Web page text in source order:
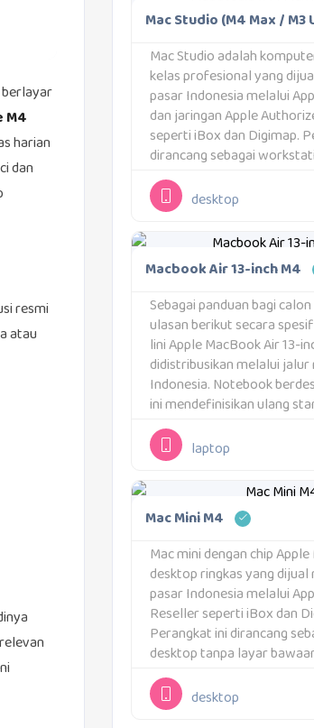
M4
harian
dan
resmi
atau
Mac Studio (M4 Max / M3
Mac Studio adalah
kelas profesional yang
pasar Indonesia melalui
dan jaringan Apple
seperti iBox dan Digimap.
dirancang sebagai
layar bawaan untuk
intensif. Mac Studio ditujukan
pengguna yang
tinggi, konektivitas luas, dan
desktop
Macbook Air 13-inch M4
Sebagai panduan bagi
ulasan berikut secara
lini Apple MacBook Air 13-
didistribusikan melalui
Indonesia. Notebook
ini mendefinisikan ulang
komputasi harian dengan
performa gahar ke dalam
ringan. Bagi Anda yang
perpaduan sempurna
laptop
Mac Mini M4
Mac mini dengan chip
desktop ringkas yang
pasar Indonesia melalui
Reseller seperti iBox dan
Perangkat ini dirancang
desktop tanpa layar
pengguna bebas memilih
kebutuhan. Ukurannya yang
membuat Mac mini mudah
desktop